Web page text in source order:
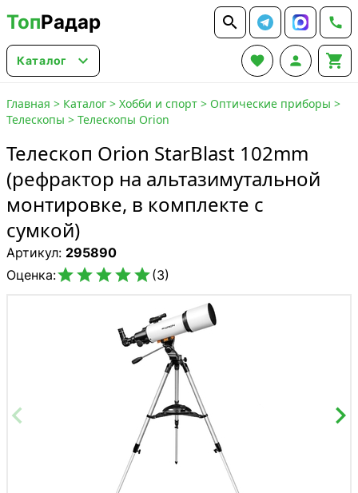
ТопРадар  
Каталог    
Главная > Каталог > Хобби и спорт > Оптические приборы >
Телескопы > Телескопы Orion
Телескоп Orion StarBlast 102mm
(рефрактор на альтазимутальной
монтировке, в комплекте с
сумкой)
Артикул: 295890
Оценка:(3)